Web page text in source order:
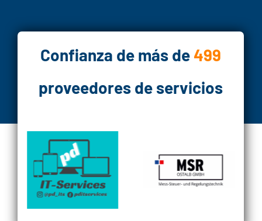
Confianza de más de 499
proveedores de servicios